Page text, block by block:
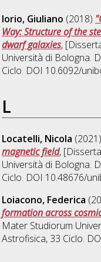
Iorio, Giuliano (2018)
Way: Structure of the
dwarf galaxies,
Università di Bologna.
Ciclo. DOI 10.6092/
L
Locatelli, Nicola (2021)
magnetic field,
Università di Bologna.
Ciclo. DOI 10.48676/
Loiacono, Federica
formation across
Mater Studiorum
Astrofisica, 33 Ciclo.